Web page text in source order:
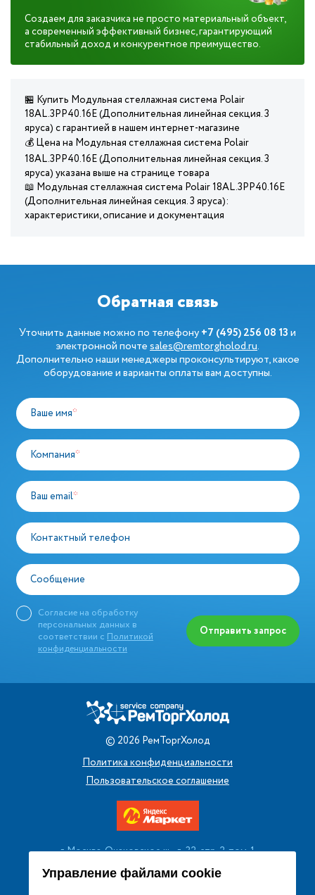
Управление файлами cookie
Создаем для заказчика не просто материальный объект,
а современный эффективный бизнес, гарантирующий
стабильный доход и конкурентное преимущество.
🏪 Купить Модульная стеллажная система Polair
18AL.3PP40.16E (Дополнительная линейная секция. 3
яруса) с гарантией в нашем интернет-магазине
💰 Цена на Модульная стеллажная система Polair
18AL.3PP40.16E (Дополнительная линейная секция. 3
яруса) указана выше на странице товара
📖 Модульная стеллажная система Polair 18AL.3PP40.16E
(Дополнительная линейная секция. 3 яруса):
характеристики, описание и документация
Обратная связь
Уточнить данные можно по телефону+7 (495) 256 08 13и
электронной почтеsales@remtorgholod.ru.
Дополнительно наши менеджеры проконсультируют, какое
оборудование и варианты оплаты вам доступны.
Ваше имя*
Компания*
Ваш email*
Контактный телефон
Сообщение
Согласие на обработку
персональных данных в
соответствии с Политикой
конфиденциальности
Отправить запрос
© 2026 РемТоргХолод
Политика конфиденциальности
Пользовательское соглашение
г. Москва, Очаковское ш., д. 32, стр. 2, пом. 1
+7 (495) 256 08 13